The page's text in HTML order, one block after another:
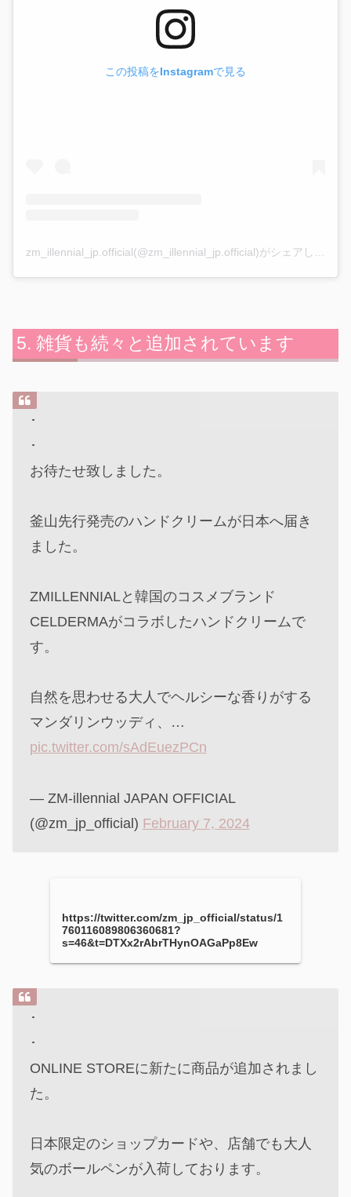
この投稿をInstagramで見る
zm_illennial_jp.official(@zm_illennial_jp.official)がシェアした投稿
雑貨も続々と追加されています
･
･
お待たせ致しました。
釜山先行発売のハンドクリームが日本へ届き
ました。
ZMILLENNIALと韓国のコスメブランド
CELDERMAがコラボしたハンドクリームで
す。
自然を思わせる大人でヘルシーな香りがする
マンダリンウッディ、…
pic.twitter.com/sAdEuezPCn
— ZM-illennial JAPAN OFFICIAL
(@zm_jp_official) February 7, 2024
https://twitter.com/zm_jp_official/status/1
760116089806360681?
s=46&t=DTXx2rAbrTHynOAGaPp8Ew
･
･
ONLINE STOREに新たに商品が追加されまし
た。
日本限定のショップカードや、店舗でも大人
気のボールペンが入荷しております。